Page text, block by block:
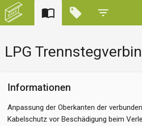
LPG
Informationen
Anpassung der Oberkanten der
Kabelschutz vor Beschädigung beim